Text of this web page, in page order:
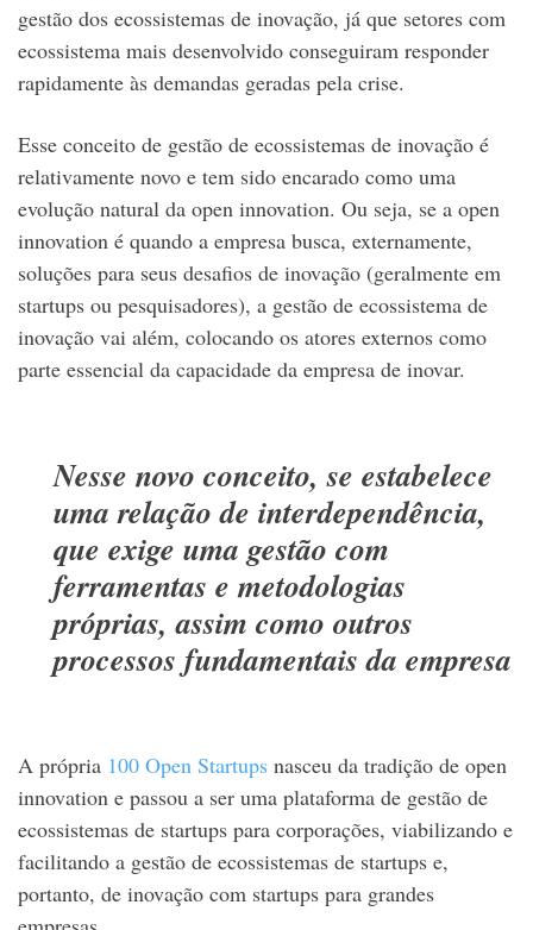
gestão dos ecossistemas de inovação, já que setores com
ecossistema mais desenvolvido conseguiram responder
rapidamente às demandas geradas pela crise.
Esse conceito de gestão de ecossistemas de inovação é
relativamente novo e tem sido encarado como uma
evolução natural da open innovation. Ou seja, se a open
innovation é quando a empresa busca, externamente,
soluções para seus desafios de inovação (geralmente em
startups ou pesquisadores), a gestão de ecossistema de
inovação vai além, colocando os atores externos como
parte essencial da capacidade da empresa de inovar.
Nesse novo conceito, se estabelece
uma relação de interdependência,
que exige uma gestão com
ferramentas e metodologias
próprias, assim como outros
processos fundamentais da empresa
A própria 100 Open Startups nasceu da tradição de open
innovation e passou a ser uma plataforma de gestão de
ecossistemas de startups para corporações, viabilizando e
facilitando a gestão de ecossistemas de startups e,
portanto, de inovação com startups para grandes